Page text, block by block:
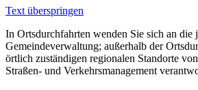
Text überspringen
In Ortsdurchfahrten wenden Sie sich an die
Gemeindeverwaltung; außerhalb der
örtlich zuständigen regionalen Standorte
Straßen- und Verkehrsmanagement